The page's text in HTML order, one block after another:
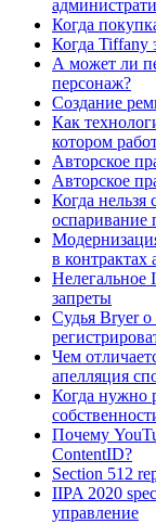
Когда
Когда Tiffany
А может ли
персонаж?
Создание
Как
котором
Авторское
Авторское
Когда
оспаривание
в контрактах
запреты
Судья Bryer о
Чем
апелляция
Когда нужно
Почему
ContentID?
Section 512
IIPA 2020
управление